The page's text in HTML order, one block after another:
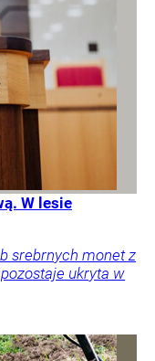
W lesie
srebrnych monet z
ukryta w